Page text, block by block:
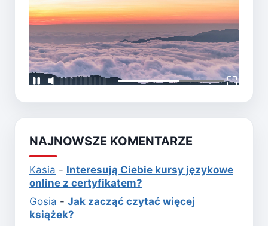
NAJNOWSZE KOMENTARZE
Kasia - Interesują Ciebie kursy językowe
online z certyfikatem?
Gosia - Jak zacząć czytać więcej
książek?